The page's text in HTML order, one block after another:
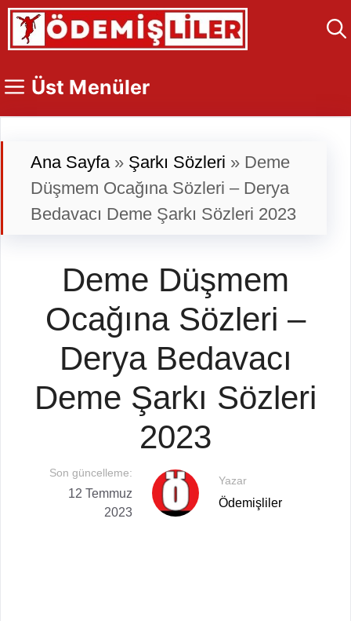
İçeriğe
atla
Üst Menüler
Ana Sayfa» Şarkı Sözleri » Deme
Düşmem Ocağına Sözleri – Derya
Bedavacı Deme Şarkı Sözleri 2023
Deme Düşmem
Ocağına Sözleri –
Derya Bedavacı
Deme Şarkı Sözleri
2023
Son güncelleme:
12 Temmuz
2023
Yazar
Ödemişliler